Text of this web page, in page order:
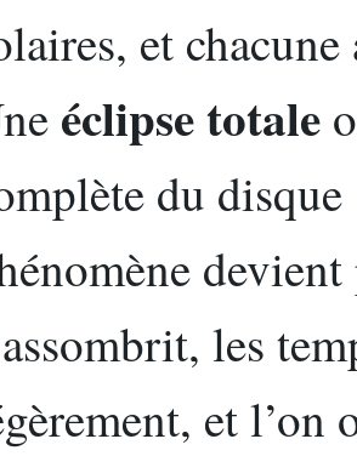
et
éclipse totale
du
les
et l’on